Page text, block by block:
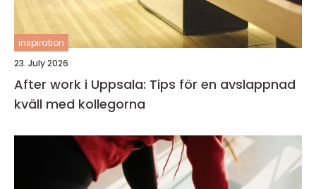
inspiration
23. July 2026
After work i Uppsala: Tips för en avslappnad
kväll med kollegorna